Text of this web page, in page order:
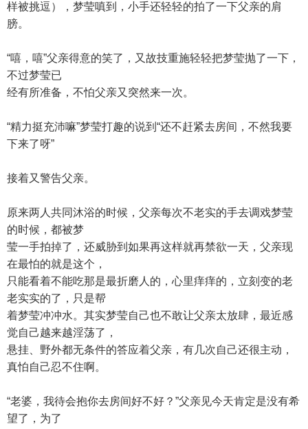
样被挑逗），梦莹嗔到，小手还轻轻的拍了一下父亲的肩
膀。
“嘻，嘻”父亲得意的笑了，又故技重施轻轻把梦莹抛了一下，
不过梦莹已
经有所准备，不怕父亲又突然来一次。
“精力挺充沛嘛”梦莹打趣的说到“还不赶紧去房间，不然我要
下来了呀”
接着又警告父亲。
原来两人共同沐浴的时候，父亲每次不老实的手去调戏梦莹
的时候，都被梦
莹一手拍掉了，还威胁到如果再这样就再禁欲一天，父亲现
在最怕的就是这个，
只能看着不能吃那是最折磨人的，心里痒痒的，立刻变的老
老实实的了，只是帮
着梦莹冲冲水。其实梦莹自己也不敢让父亲太放肆，最近感
觉自己越来越淫荡了，
悬挂、野外都无条件的答应着父亲，有几次自己还很主动，
真怕自己忍不住啊。
“老婆，我待会抱你去房间好不好？”父亲见今天肯定是没有希
望了，为了